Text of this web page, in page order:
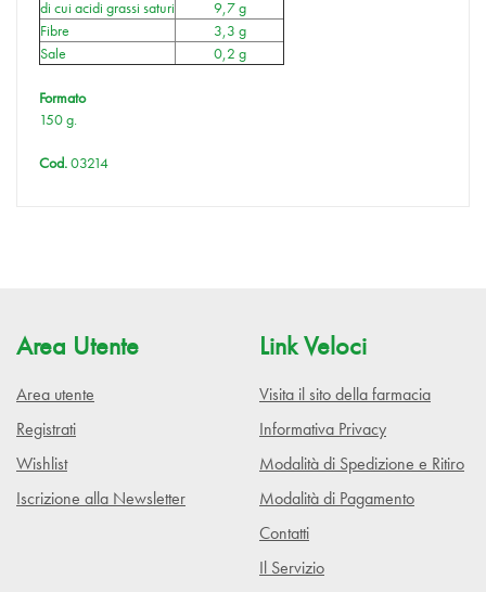
di cui acidi grassi saturi
9,7 g
Fibre
3,3 g
Sale
0,2 g
Formato
150 g.
Cod.03214
Area Utente
Area utente
Registrati
Wishlist
Iscrizione alla Newsletter
Link Veloci
Visita il sito della farmacia
Informativa Privacy
Modalità di Spedizione e Ritiro
Modalità di Pagamento
Contatti
Il Servizio